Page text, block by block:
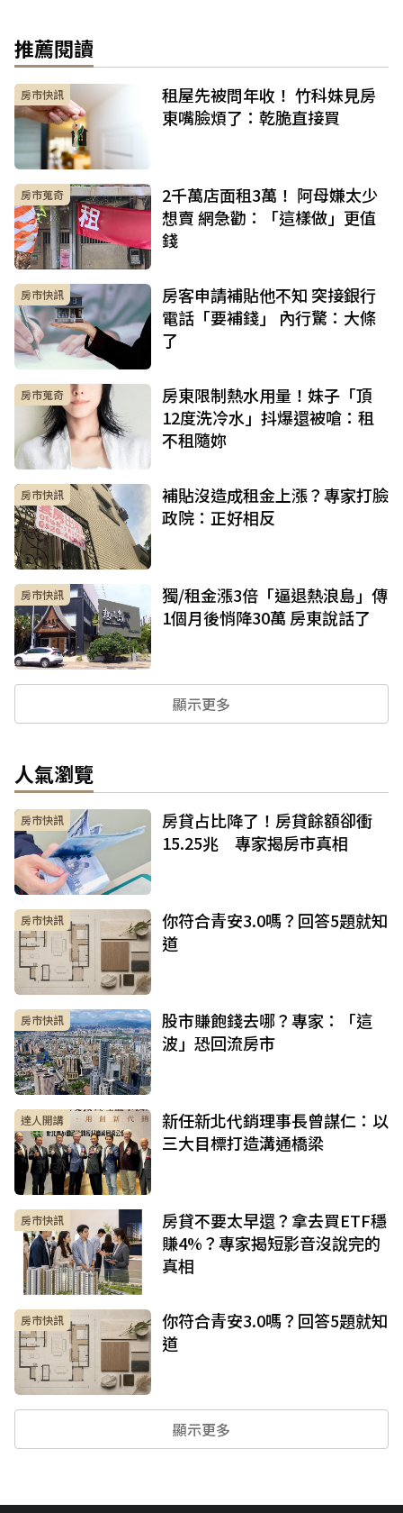
推薦閱讀
房市快訊
租屋先被問年收！ 竹科妹見房
東嘴臉煩了：乾脆直接買
房市蒐奇
2千萬店面租3萬！ 阿母嫌太少
想賣 網急勸：「這樣做」更值
錢
房市快訊
房客申請補貼他不知 突接銀行
電話「要補錢」 內行驚：大條
了
房市蒐奇
房東限制熱水用量！妹子「頂
12度洗冷水」抖爆還被嗆：租
不租隨妳
房市快訊
補貼沒造成租金上漲？專家打臉
政院：正好相反
房市快訊
獨/租金漲3倍「逼退熱浪島」傳
1個月後悄降30萬 房東說話了
顯示更多
人氣瀏覽
房市快訊
房貸占比降了！房貸餘額卻衝
15.25兆 專家揭房市真相
房市快訊
你符合青安3.0嗎？回答5題就知
道
房市快訊
股市賺飽錢去哪？專家：「這
波」恐回流房市
達人開講
新任新北代銷理事長曾謀仁：以
三大目標打造溝通橋梁
房市快訊
房貸不要太早還？拿去買ETF穩
賺4%？專家揭短影音沒說完的
真相
房市快訊
你符合青安3.0嗎？回答5題就知
道
顯示更多